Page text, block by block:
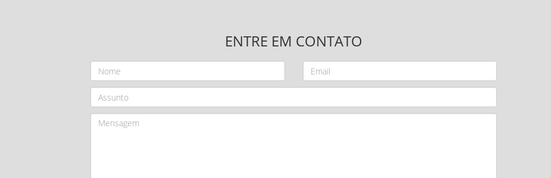
ENTRE EM CONTATO